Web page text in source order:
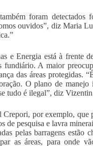
foram detectados
ouvidos”, diz Maria
e Energia está à frente
fundiário. A maior
das áreas protegidas.
O plano de
tudo é ilegal”, diz
por exemplo, que
de pesquisa e lavra
pelas barragens
as áreas, para onde